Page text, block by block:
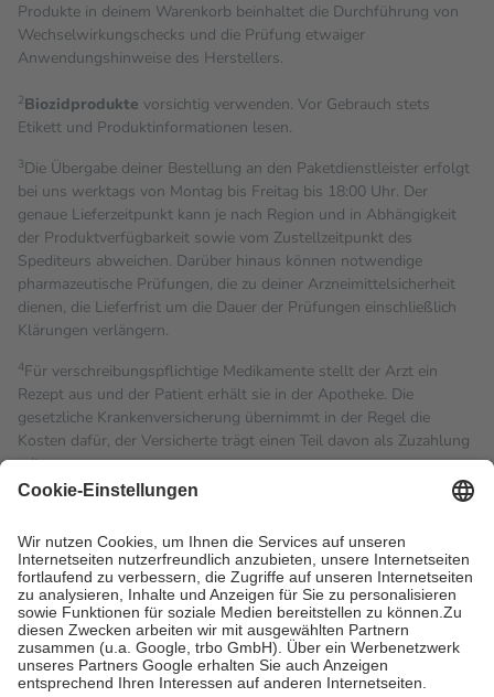
Produkte in deinem Warenkorb beinhaltet die Durchführung von
Wechselwirkungschecks und die Prüfung etwaiger
Anwendungshinweise des Herstellers.
2Biozidprodukte vorsichtig verwenden. Vor Gebrauch stets
Etikett und Produktinformationen lesen.
3Die Übergabe deiner Bestellung an den Paketdienstleister erfolgt
bei uns werktags von Montag bis Freitag bis 18:00 Uhr. Der
genaue Lieferzeitpunkt kann je nach Region und in Abhängigkeit
der Produktverfügbarkeit sowie vom Zustellzeitpunkt des
Spediteurs abweichen. Darüber hinaus können notwendige
pharmazeutische Prüfungen, die zu deiner Arzneimittelsicherheit
dienen, die Lieferfrist um die Dauer der Prüfungen einschließlich
Klärungen verlängern.
4Für verschreibungspflichtige Medikamente stellt der Arzt ein
Rezept aus und der Patient erhält sie in der Apotheke. Die
gesetzliche Krankenversicherung übernimmt in der Regel die
Kosten dafür, der Versicherte trägt einen Teil davon als Zuzahlung
mit.
Grundsätzlich leisten Mitglieder Zuzahlungen in Höhe von zehn
höchstens zehn Euro.
Es sind jedoch nie mehr als die
tatsächlichen Kosten der Leistung zu entrichten.
Diese Regeln gelten grundsätzlich auch für Online-Apotheken.
Bei Heilmitteln und häuslicher Krankenpflege beträgt die
Zuzahlung zehn Prozent der Kosten sowie zehn Euro je
Verordnung.
Um das Engagement der Versicherten für ihre eigene Gesundheit